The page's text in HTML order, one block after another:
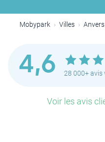
Mobypark Villes Anvers
4,6 28 000+ avis
Voir les avis